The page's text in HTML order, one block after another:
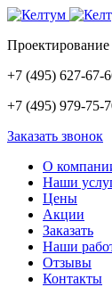
+7 (495) 627-67-
+7 (495) 979-75-
Заказать звонок
О
Наши
Цены
Акции
Заказать
Наши
Отзывы
Контакты